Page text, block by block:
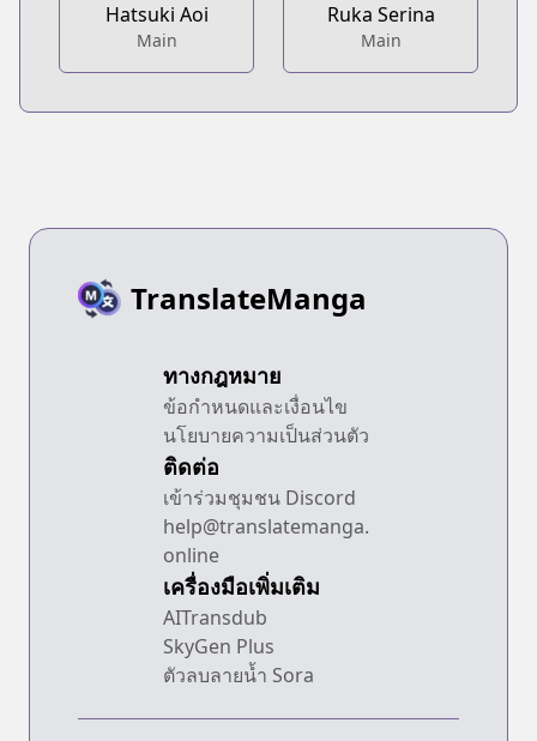
Hatsuki Aoi
Main
Ruka Serina
Main
TranslateManga
ทางกฎหมาย
ข้อกำหนดและเงื่อนไข
นโยบายความเป็นส่วนตัว
ติดต่อ
เข้าร่วมชุมชน Discord
help@translatemanga.
online
เครื่องมือเพิ่มเติม
AITransdub
SkyGen Plus
ตัวลบลายน้ำ Sora